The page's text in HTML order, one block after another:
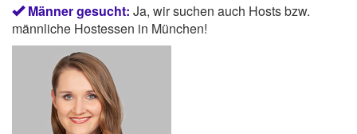
Männer gesucht: Ja, wir suchen auch Hosts bzw.
männliche Hostessen in München!